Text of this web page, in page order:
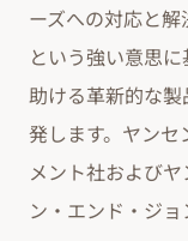
ーズへの対応と
という強い意思
助ける革新的な
発します。ヤン
メント社および
ン・エンド・ジ